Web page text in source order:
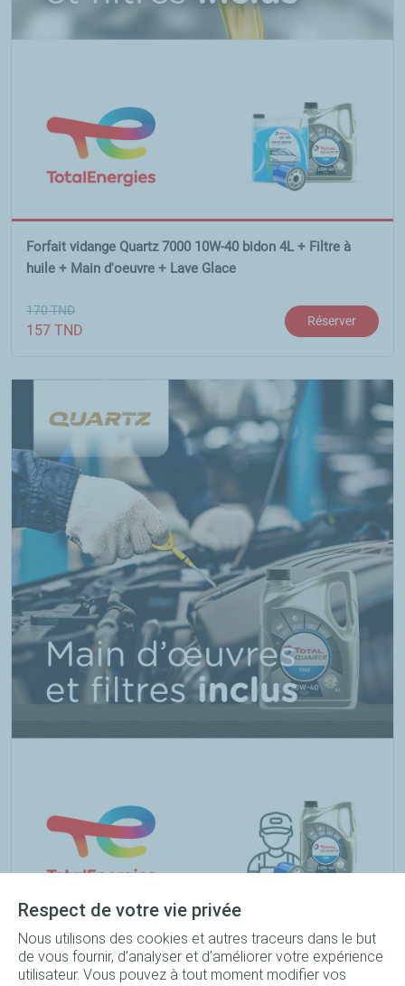
Forfait vidange Quartz 7000 10W-40 bidon 4L + Filtre à
huile + Main d'oeuvre + Lave Glace
170TND
157 TND
Réserver
Forfait vidange Quartz 7000 10W-40 bidon 4L + Filtre à
huile + Main d'œuvre
Respect de votre vie privée
Nous utilisons des cookies et autres traceurs dans le but
de vous fournir, d’analyser et d’améliorer votre expérience
utilisateur. Vous pouvez à tout moment modifier vos